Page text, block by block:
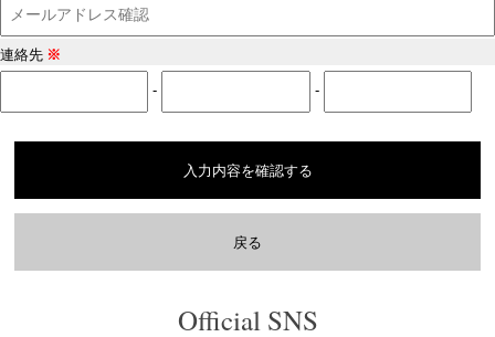
連絡先 ※
- -
入力内容を確認する
戻る
Official SNS